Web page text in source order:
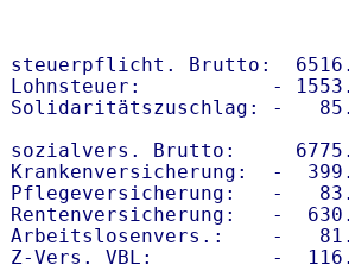
steuerpflicht. Brutto:
Lohnsteuer:           -
Solidaritätszuschlag: -
sozialvers. Brutto:
Krankenversicherung:  -
Pflegeversicherung:   -
Rentenversicherung:   -
Arbeitslosenvers.:    -
Z-Vers. VBL:          -